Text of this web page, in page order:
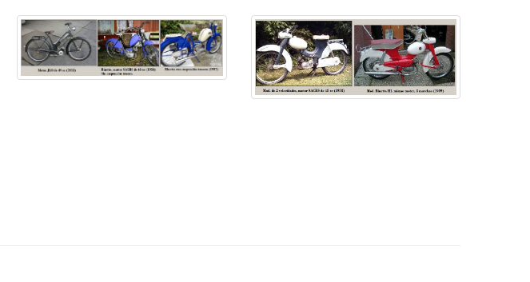
, transmisión poreje. 1956
de disco, frenos de tambor D/T ø 105 mm, neumáticos D/T 3.00 - 12"
combustible debajo del asiento de 8.1 L (incluida reserva de 1.5 L),